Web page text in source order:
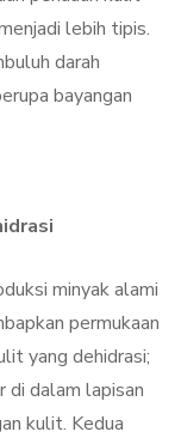
lebih tipis.
darah
bayangan
minyak alami
permukaan
yang dehidrasi;
di dalam lapisan
kulit. Kedua